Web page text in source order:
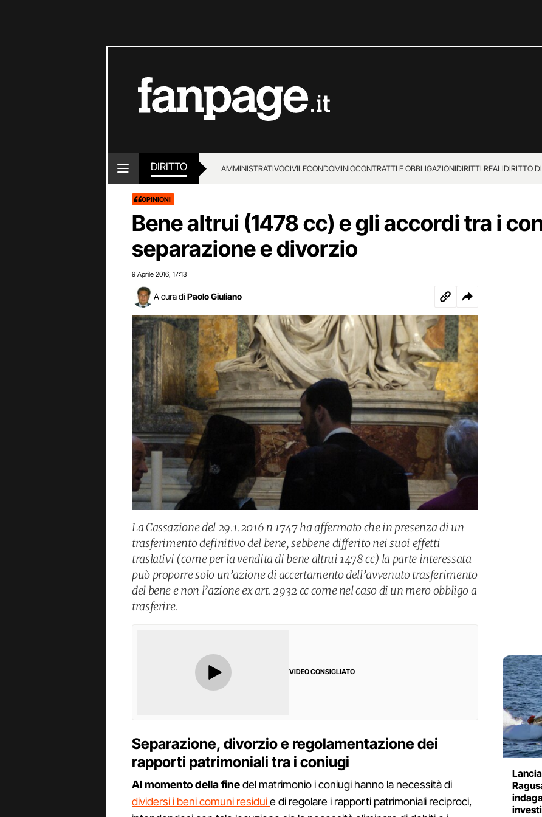
DIRITTO AMMINISTRATIVOCIVILECONDOMINIOCONTRATTI E OBBLIGAZIONIDIRITTI REALIDIRITTO
OPINIONI
Bene altrui (1478 cc) e gli accordi tra i
separazione e divorzio
9 Aprile 2016 17:13
A cura di Paolo Giuliano
La Cassazione del 29.1.2016 n 1747 ha affermato che in presenza di un
trasferimento definitivo del bene, sebbene differito nei suoi effetti
traslativi (come per la vendita di bene altrui 1478 cc) la parte interessata
può proporre solo un’azione di accertamento dell’avvenuto trasferimento
del bene e non l’azione ex art. 2932 cc come nel caso di un mero obbligo a
trasferire.
VIDEO CONSIGLIATO
Separazione, divorzio e regolamentazione dei
rapporti patrimoniali tra i coniugi
Al momento della finedel matrimonio i coniugi hanno la necessità di
dividersi i beni comuni residuie di regolare i rapporti patrimoniali reciproci,